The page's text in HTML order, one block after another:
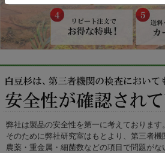
弊社は製品の安全性を第一に考えております。
そのために弊社研究室はもとより、第三者
農薬・重金属・細菌数などの項目で問題がな